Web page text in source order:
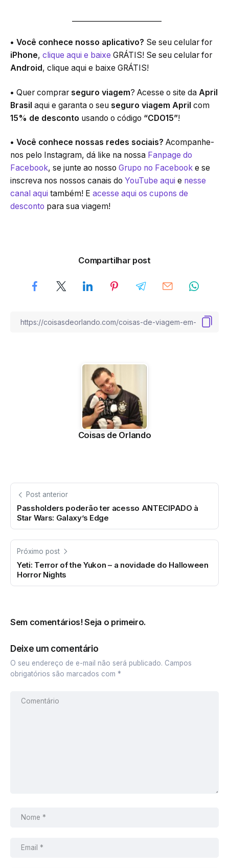
• Você conhece nosso aplicativo? Se seu celular for
iPhone, clique aqui e baixe GRÁTIS! Se seu celular for
Android , clique aqui e baixe GRÁTIS!
• Quer comprar seguro viagem? Acesse o site da April
Brasil aqui e garanta o seu seguro viagem April com
15% de desconto usando o código “CDO15”!
• Você conhece nossas redes sociais? Acompanhe-
nos pelo Instagram, dá like na nossa Fanpage do
Facebook, se junte ao nosso Grupo no Facebook e se
inscreva nos nossos canais do YouTube aqui e nesse
canal aqui também! E acesse aqui os cupons de
desconto para sua viagem!
Compartilhar post
Coisas de Orlando
Post anterior
Passholders poderão ter acesso ANTECIPADO à
Star Wars: Galaxy’s Edge
Próximo post
Yeti: Terror of the Yukon – a novidade do Halloween
Horror Nights
Sem comentários! Seja o primeiro.
Deixe um comentário
O seu endereço de e-mail não será publicado. Campos
obrigatórios são marcados com *